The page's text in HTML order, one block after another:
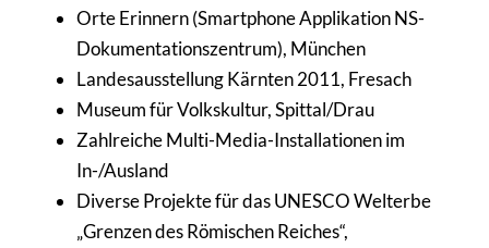
Orte Erinnern (Smartphone Applikation NS-
Dokumentationszentrum), München
Landesausstellung Kärnten 2011, Fresach
Museum für Volkskultur, Spittal/Drau
Zahlreiche Multi-Media-Installationen im
In-/Ausland
Diverse Projekte für das UNESCO Welterbe
„Grenzen des Römischen Reiches“,